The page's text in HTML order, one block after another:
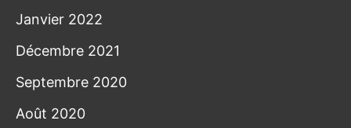
Janvier 2022
Décembre 2021
Septembre 2020
Août 2020